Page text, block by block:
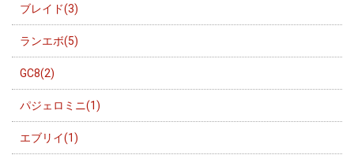
ブレイド(3)
ランエボ(5)
GC8(2)
パジェロミニ(1)
エブリイ(1)